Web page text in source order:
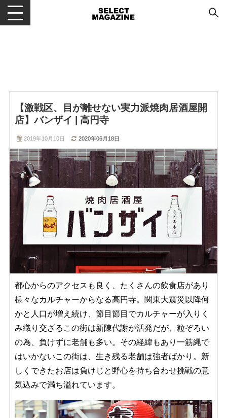
メニューを開閉する
【激戦区、目が離せない実力派焼肉居酒屋開
店】バンザイ | 高円寺
2019年10月10日 2020年06月18日
都心からのアクセスも良く、たくさんの飲食店があり
様々なカルチャーからなる高円寺。関東大震災以降何
かと人口が増え続け、節目節目でカルチャーが入りく
み織り交ざるこの街は新陳代謝が活発だが、粒ぞろい
の為、負けずに老舗も多い。 その経緯もあり一筋縄で
はいかないこの街は、生き残る老舗は強者ばかり。新
しくできたお店は負けじと野心を持ち合わせ挑戦の意
気込みで満ち溢れています。